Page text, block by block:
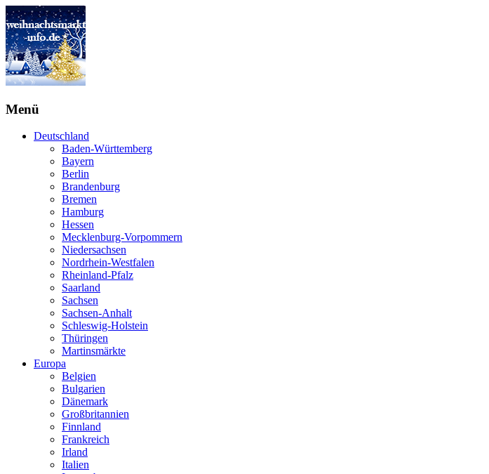
Menü
Deutschland
Baden-Württemberg
Bayern
Berlin
Brandenburg
Bremen
Hamburg
Hessen
Mecklenburg-Vorpommern
Niedersachsen
Nordrhein-Westfalen
Rheinland-Pfalz
Saarland
Sachsen
Sachsen-Anhalt
Schleswig-Holstein
Thüringen
Martinsmärkte
Europa
Belgien
Bulgarien
Dänemark
Großbritannien
Finnland
Frankreich
Irland
Italien